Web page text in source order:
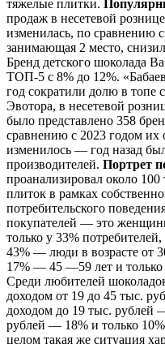
тяжелые плитки.
продаж в несетевой
изменилась, по сравнению
занимающая 2 место,
Бренд детского шоколада
ТОП-5 с 8% до 12%.
год сократили долю в топе
Эвотора, в несетевой
было представлено 358
сравнению с 2023 годом их
изменилось ― год назад
производителей. Портрет
проанализировал около
плиток в рамках
потребительского
покупателей ― это
только у 33%
43% ― люди в возрасте от
17% ― 45 ―59 лет и только
Среди любителей
доходом от 19 до 45 тыс.
доходом до 19 тыс. рублей
рублей ― 18% и только
целом такая же ситуация